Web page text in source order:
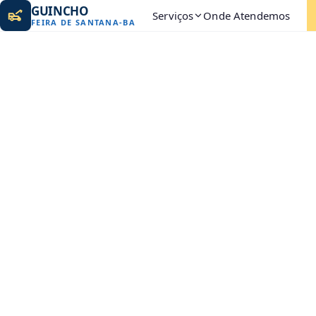
GUINCHO
FEIRA DE SANTANA-BA Serviços Onde Atendemos